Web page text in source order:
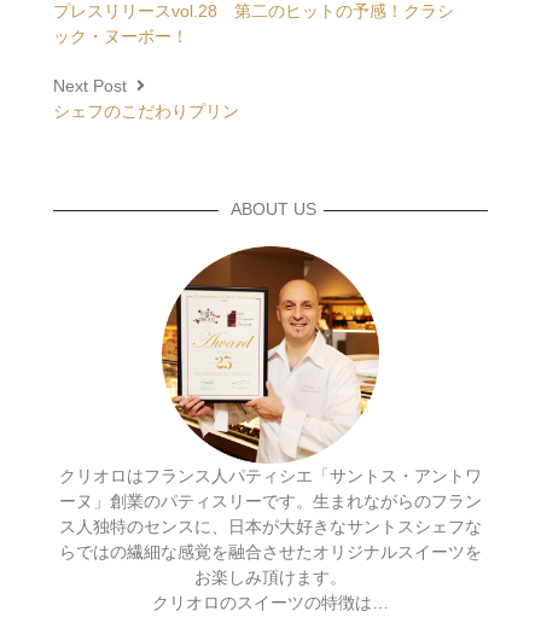
プレスリリースvol.28 第二のヒットの予感！クラシ
ック・ヌーボー！
Next Post
シェフのこだわりプリン
ABOUT US
クリオロはフランス人パティシエ「サントス・アントワ
ーヌ」創業のパティスリーです。生まれながらのフラン
ス人独特のセンスに、日本が大好きなサントスシェフな
らではの繊細な感覚を融合させたオリジナルスイーツを
お楽しみ頂けます。
クリオロのスイーツの特徴は…